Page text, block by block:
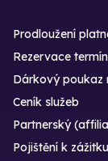
Prodloužení
Rezervace
Dárkový poukaz
Ceník služeb
Partnerský
Pojištění k zážitku